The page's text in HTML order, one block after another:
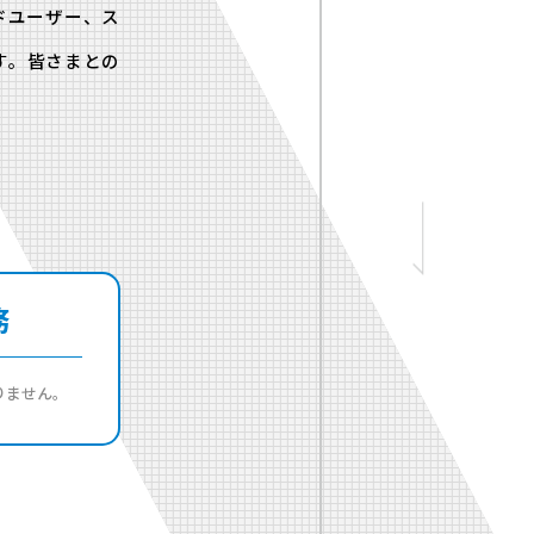
ユーザー、ス
。皆さまとの
せん。